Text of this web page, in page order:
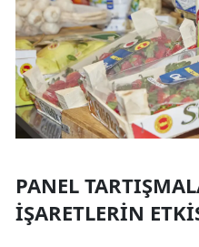
PANEL
İŞARETLERIN